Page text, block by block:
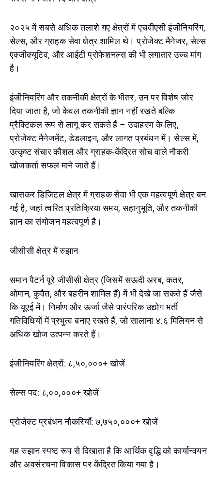
२०२५ में सबसे अधिक तलाशे गए क्षेत्रों में एचवीएसी इंजीनियरिंग,
सेल्स, और ग्राहक सेवा क्षेत्र शामिल थे। प्रोजेक्ट मैनेजर, सेल्स
एक्जीक्यूटिव, और आईटी प्रोफेशनल्स की भी लगातार उच्च मांग
है।
इंजीनियरिंग और तकनीकी क्षेत्रों के भीतर, उन पर विशेष जोर
दिया जाता है, जो केवल तकनीकी ज्ञान नहीं रखते बल्कि
प्रैक्टिकल रूप से लागू कर सकते हैं – उदाहरण के लिए,
प्रोजेक्ट मैनेजमेंट, डेडलाइन, और लागत प्रबंधन में। सेल्स में,
उत्कृष्ट संचार कौशल और ग्राहक-केंद्रित सोच वाले नौकरी
खोजकर्ता सफल माने जाते हैं।
खासकर डिजिटल क्षेत्र में ग्राहक सेवा भी एक महत्वपूर्ण क्षेत्र बन
गई है, जहां त्वरित प्रतिक्रिया समय, सहानुभूति, और तकनीकी
ज्ञान का संयोजन महत्वपूर्ण है।
जीसीसी क्षेत्र में रुझान
समान पैटर्न पूरे जीसीसी क्षेत्र (जिसमें सऊदी अरब, कतर,
ओमान, कुवैत, और बहरीन शामिल हैं) में भी देखे जा सकते हैं जैसे
कि यूएई में। निर्माण और ऊर्जा जैसे पारंपरिक उद्योग भर्ती
गतिविधियों में प्रभुत्व बनाए रखते हैं, जो सालाना ४.६ मिलियन से
अधिक खोज उत्पन्न करते हैं।
इंजीनियरिंग क्षेत्रों: ८,५०,०००+ खोजें
सेल्स पद: ८,००,०००+ खोजें
प्रोजेक्ट प्रबंधन नौकरियाँ: ७,७५०,०००+ खोजें
यह रुझान स्पष्ट रूप से दिखाता है कि आर्थिक वृद्धि को कार्यान्वयन
और अवसंरचना विकास पर केंद्रित किया गया है।